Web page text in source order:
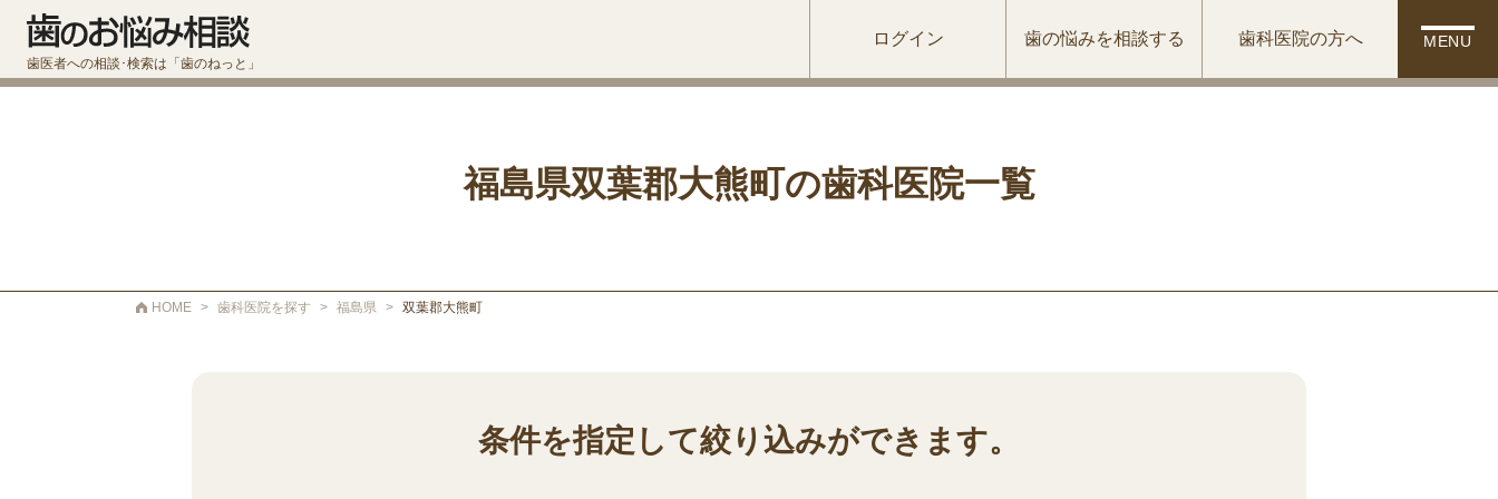
歯医者への相談･検索は「歯のねっと」
ログイン 歯の悩みを相談する 歯科医院の方へ MENU
福島県双葉郡大熊町の歯科医院一覧
HOME > 歯科医院を探す > 福島県 > 双葉郡大熊町
条件を指定して絞り込みができます。